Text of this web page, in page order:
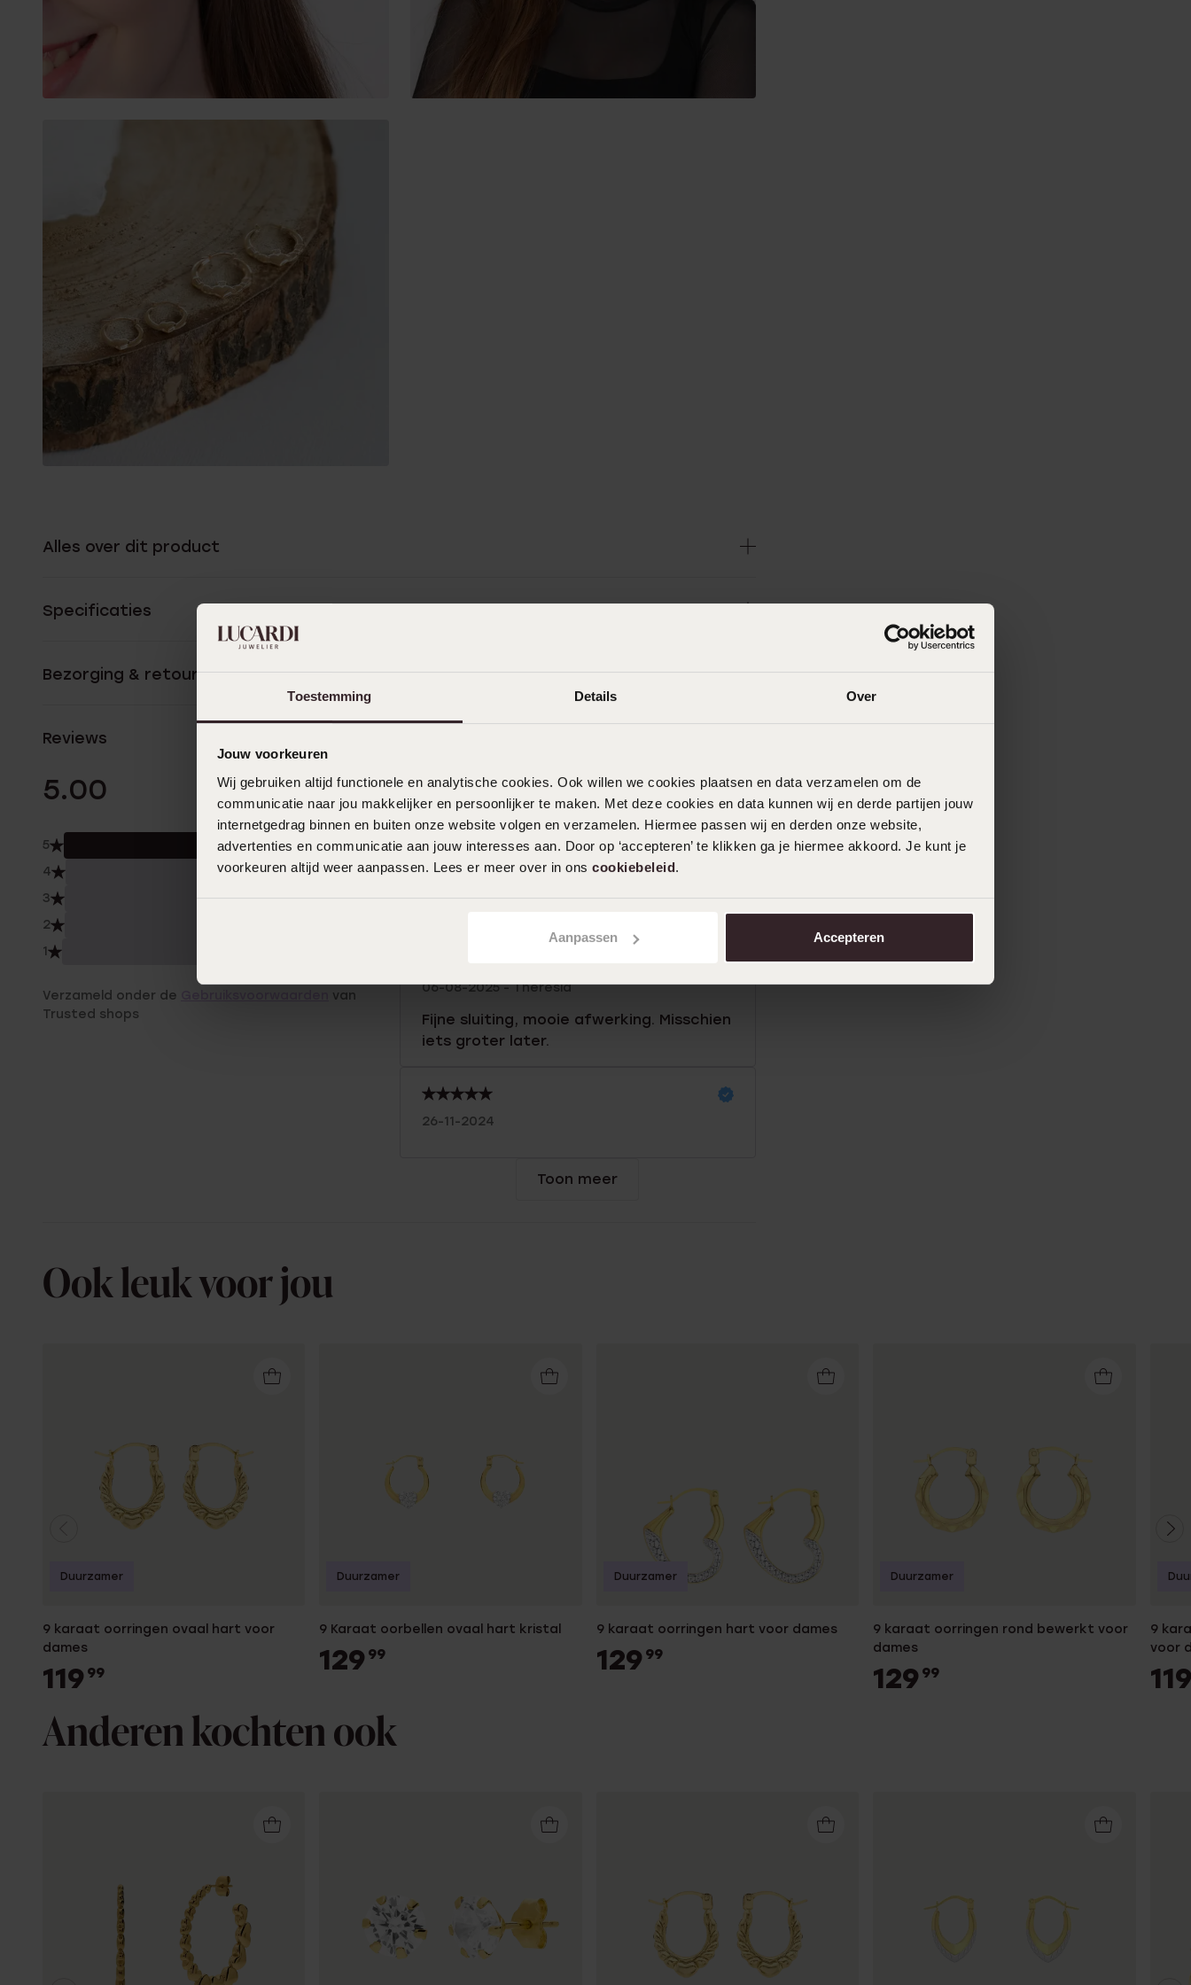
Toestemming Details Over
Jouw voorkeuren
Wij gebruiken altijd functionele en analytische cookies. Ook willen we cookies plaatsen en data verzamelen om de
communicatie naar jou makkelijker en persoonlijker te maken. Met deze cookies en data kunnen wij en derde partijen jouw
internetgedrag binnen en buiten onze website volgen en verzamelen. Hiermee passen wij en derden onze website,
advertenties en communicatie aan jouw interesses aan. Door op ‘accepteren’ te klikken ga je hiermee akkoord. Je kunt je
voorkeuren altijd weer aanpassen. Lees er meer over in ons cookiebeleid.
Aanpassen Accepteren
Alles over dit product
Specificaties
Bezorging & retourneren
Reviews
5.00 6 Beoordelingen
5 100.0%
4 0.0%
3 0.0%
2
1
Verzameld onder de
van
Trusted shops
Filter
19-02-2026 - R
06-08-2025 - Theresia
Fijne sluiting, mooie afwerking. Misschien
iets groter later.
26-11-2024
Toon meer
Ook leuk voor jou
9 karaat oorringen ovaal hart voor
dames
119 99
Duurzamer
9 Karaat oorbellen ovaal hart kristal
129 99
Duurzamer
9 karaat oorringen hart voor dames
129 99
Duurzamer
9 karaat oorringen rond bewerkt voor
dames
129 99
Duurzamer
9
voor
Anderen kochten ook